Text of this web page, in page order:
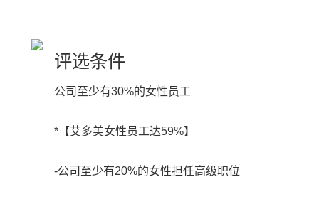
评选条件
公司至少有30%的女性员工
*【艾多美女性员工达59%】
-公司至少有20%的女性担任高级职位